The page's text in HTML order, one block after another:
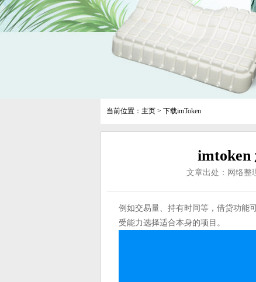
当前位置： 主页 > 下载imToken
imtoken
文章出处：网络整
例如交易量、持有时间等，借贷功能
受能力选择适合本身的项目。